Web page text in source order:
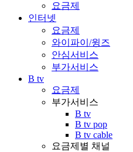
요금제
인터넷
요금제
와이파이/윙즈
안심서비스
부가서비스
B tv
요금제
부가서비스
B tv
B tv pop
B tv cable
요금제별 채널